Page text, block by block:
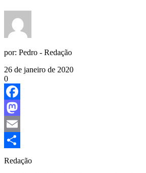
por: Pedro - Redação
26 de janeiro de 2020
0
Facebook
Mastodon
Email
Share
Redação